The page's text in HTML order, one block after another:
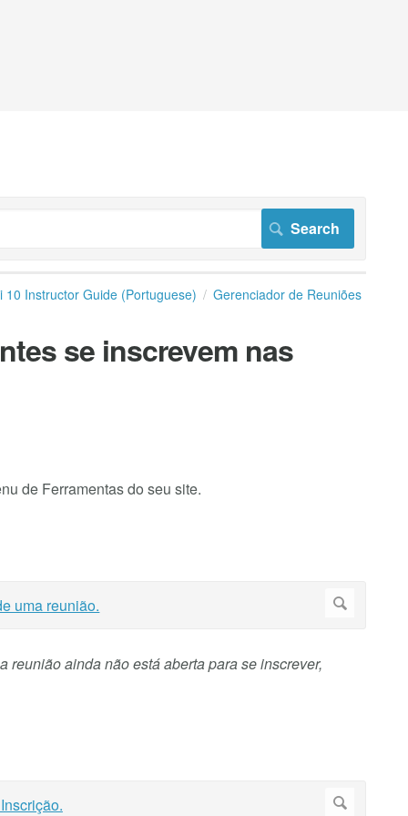
10 Instructor Guide (Portuguese) Gerenciador de Reuniões
se inscrevem nas
de Ferramentas do seu site.
ainda não está aberta para se inscrever,